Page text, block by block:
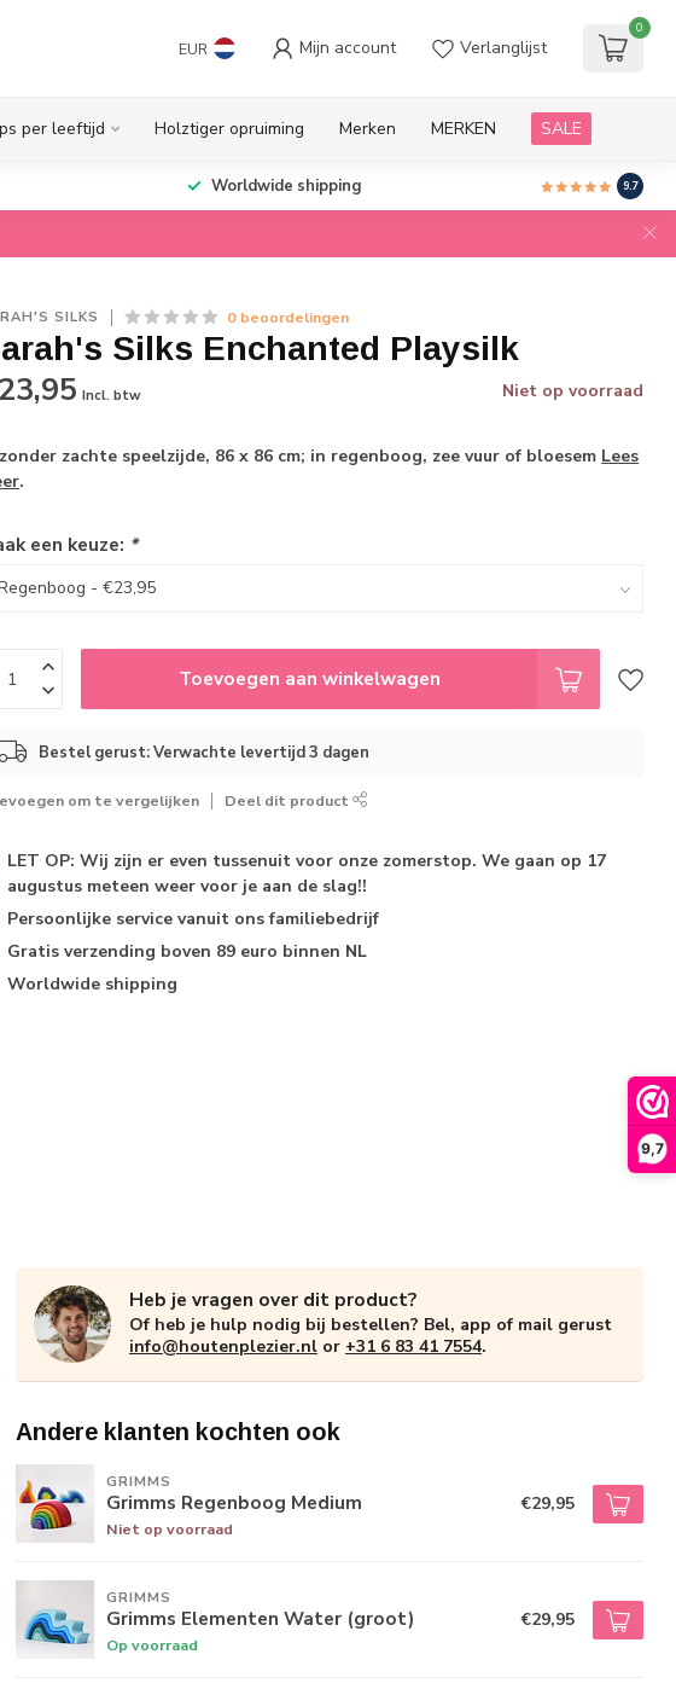
9,7
EUR Mijn account Verlanglijst
0
per leeftijd Holztiger opruiming Merken MERKEN SALE
Gratis verzendingboven 89 euro binnen NL 9.7
SILKS 0 beoordelingen
Silks Enchanted Playsilk
Incl. btw Niet op voorraad
zachte speelzijde, 86 x 86 cm; in regenboog, zee vuur of bloesem Lees
.
een keuze: *
Toevoegen aan winkelwagen
Bestel gerust: Verwachte levertijd 3 dagen
om te vergelijken Deel dit product
LET OP: Wij zijn er even tussenuit voor onze zomerstop. We gaan op 17
augustus meteen weer voor je aan de slag!!
Persoonlijke service vanuit ons familiebedrijf
Gratis verzending boven 89 euro binnen NL
Worldwide shipping
Heb je vragen over dit product?
Of heb je hulp nodig bij bestellen? Bel, app of mail gerust
info@houtenplezier.nl or +31 6 83 41 7554.
Andere klanten kochten ook
GRIMMS
Grimms Regenboog Medium
Niet op voorraad
€29,95
GRIMMS
Grimms Elementen Water (groot)
Op voorraad
€29,95